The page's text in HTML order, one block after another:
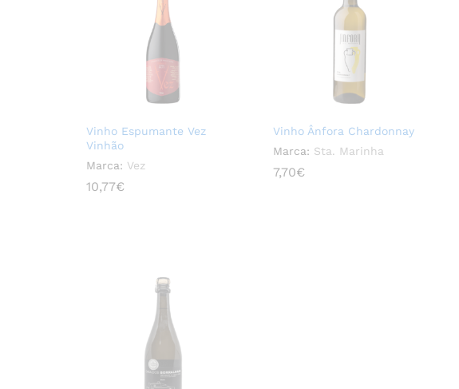
Vinho Espumante Vez
Vinhão
Marca: Vez
10,77€
10,77€
Vinho Ânfora Chardonnay
Marca: Sta. Marinha
7,70€
7,70€